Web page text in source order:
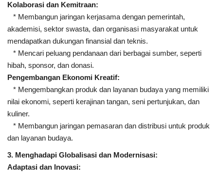
Kolaborasi dan Kemitraan:
* Membangun jaringan kerjasama dengan pemerintah,
akademisi, sektor swasta, dan organisasi masyarakat untuk
mendapatkan dukungan finansial dan teknis.
* Mencari peluang pendanaan dari berbagai sumber, seperti
hibah, sponsor, dan donasi.
Pengembangan Ekonomi Kreatif:
* Mengembangkan produk dan layanan budaya yang memiliki
nilai ekonomi, seperti kerajinan tangan, seni pertunjukan, dan
kuliner.
* Membangun jaringan pemasaran dan distribusi untuk produk
dan layanan budaya.
3. Menghadapi Globalisasi dan Modernisasi:
Adaptasi dan Inovasi: